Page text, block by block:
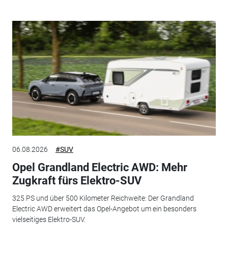
06.08.2026 #SUV
Opel Grandland Electric AWD: Mehr
Zugkraft fürs Elektro-SUV
325 PS und über 500 Kilometer Reichweite: Der Grandland
Electric AWD erweitert das Opel-Angebot um ein besonders
vielseitiges Elektro-SUV.